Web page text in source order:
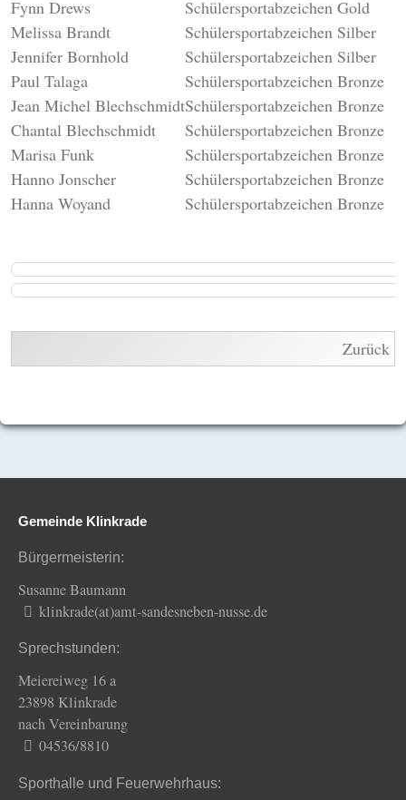
Fynn Drews
Schülersportabzeichen Gold
Melissa Brandt
Schülersportabzeichen Silber
Jennifer Bornhold
Schülersportabzeichen Silber
Paul Talaga
Schülersportabzeichen Bronze
Jean Michel BlechschmidtSchülersportabzeichen Bronze
Chantal Blechschmidt
Schülersportabzeichen Bronze
Marisa Funk
Schülersportabzeichen Bronze
Hanno Jonscher
Schülersportabzeichen Bronze
Hanna Woyand
Schülersportabzeichen Bronze
Zurück
Gemeinde Klinkrade
Bürgermeisterin:
Susanne Baumann
klinkrade(at)amt-sandesneben-nusse.de
Sprechstunden:
Meiereiweg 16 a
23898 Klinkrade
nach Vereinbarung
04536/8810
Sporthalle und Feuerwehrhaus: